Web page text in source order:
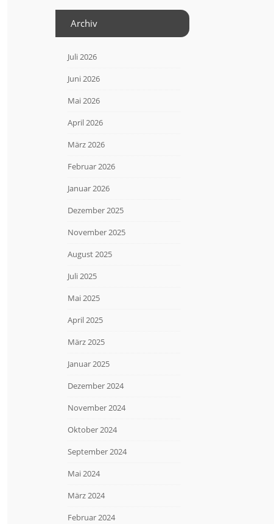
Archiv
Juli 2026
Juni 2026
Mai 2026
April 2026
März 2026
Februar 2026
Januar 2026
Dezember 2025
November 2025
August 2025
Juli 2025
Mai 2025
April 2025
März 2025
Januar 2025
Dezember 2024
November 2024
Oktober 2024
September 2024
Mai 2024
März 2024
Februar 2024